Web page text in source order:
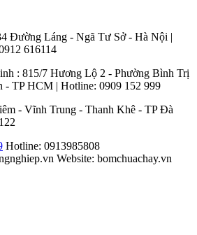
Đường Láng - Ngã Tư Sở - Hà Nội |
616114
: 815/7 Hương Lộ 2 - Phường Bình Trị
TP HCM | Hotline: 0909 152 999
- Vĩnh Trung - Thanh Khê - TP Đà
Hotline: 0913985808
Website: bomchuachay.vn